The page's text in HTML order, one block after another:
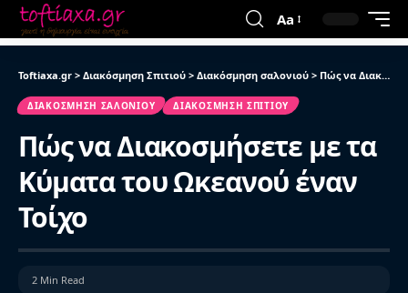
Aa
Toftiaxa.gr > Διακόσμηση Σπιτιού > Διακόσμηση σαλονιού > Πώς να Διακοσμήσετε με τα Κύματα του Ωκεανού έναν Τοίχο
ΔΙΑΚΌΣΜΗΣΗ ΣΑΛΟΝΙΟΎ ΔΙΑΚΌΣΜΗΣΗ ΣΠΙΤΙΟΎ
Πώς να Διακοσμήσετε με τα
Κύματα του Ωκεανού έναν
Τοίχο
2 Min Read